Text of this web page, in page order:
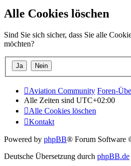
Alle Cookies löschen
Sind Sie sich sicher, dass Sie alle
möchten?
Aviation Community Foren-
Alle Zeiten sind UTC+02:00
Alle Cookies löschen
Kontakt
Powered by phpBB® Forum Software
Deutsche Übersetzung durch phpBB.de